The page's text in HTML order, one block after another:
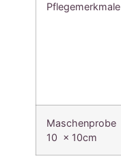
Pflegemerkmale
Maschenprobe
10 x 10cm